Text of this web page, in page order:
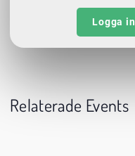
Logga in
Relaterade Events